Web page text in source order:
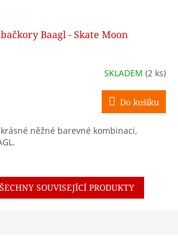
Baagl - Skate Moon
SKLADEM (2 ks)
Do košíku
něžné barevné kombinaci,
SOUVISEJÍCÍ PRODUKTY